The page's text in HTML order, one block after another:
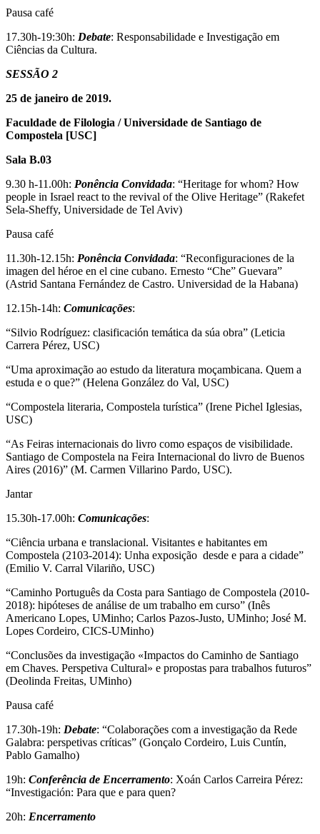
Pausa café
17.30h-19:30h: Debate: Responsabilidade e Investigação em
Ciências da Cultura.
SESSÃO 2
25 de janeiro de 2019.
Faculdade de Filologia / Universidade de Santiago de
Compostela [USC]
Sala B.03
9.30 h-11.00h: Ponência Convidada: “Heritage for whom? How
people in Israel react to the revival of the Olive Heritage” (Rakefet
Sela-Sheffy, Universidade de Tel Aviv)
Pausa café
11.30h-12.15h: Ponência Convidada: “Reconfiguraciones de la
imagen del héroe en el cine cubano. Ernesto “Che” Guevara”
(Astrid Santana Fernández de Castro. Universidad de la Habana)
12.15h-14h: Comunicações:
“Silvio Rodríguez: clasificación temática da súa obra” (Leticia
Carrera Pérez, USC)
“Uma aproximação ao estudo da literatura moçambicana. Quem a
estuda e o que?” (Helena González do Val, USC)
“Compostela literaria, Compostela turística” (Irene Pichel Iglesias,
USC)
“As Feiras internacionais do livro como espaços de visibilidade.
Santiago de Compostela na Feira Internacional do livro de Buenos
Aires (2016)” (M. Carmen Villarino Pardo, USC).
Jantar
15.30h-17.00h: Comunicações:
“Ciência urbana e translacional. Visitantes e habitantes em
Compostela (2103-2014): Unha exposição desde e para a cidade”
(Emilio V. Carral Vilariño, USC)
“Caminho Português da Costa para Santiago de Compostela (2010-
2018): hipóteses de análise de um trabalho em curso” (Inês
Americano Lopes, UMinho; Carlos Pazos-Justo, UMinho; José M.
Lopes Cordeiro, CICS-UMinho)
“Conclusões da investigação «Impactos do Caminho de Santiago
em Chaves. Perspetiva Cultural» e propostas para trabalhos futuros”
(Deolinda Freitas, UMinho)
Pausa café
17.30h-19h: Debate: “Colaborações com a investigação da Rede
Galabra: perspetivas críticas” (Gonçalo Cordeiro, Luis Cuntín,
Pablo Gamalho)
19h: Conferência de Encerramento: Xoán Carlos Carreira Pérez:
“Investigación: Para que e para quen?
20h: Encerramento